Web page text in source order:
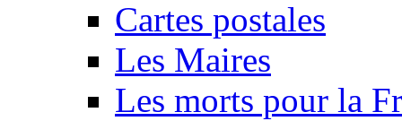
Cartes postales
Les Maires
Les morts pour la